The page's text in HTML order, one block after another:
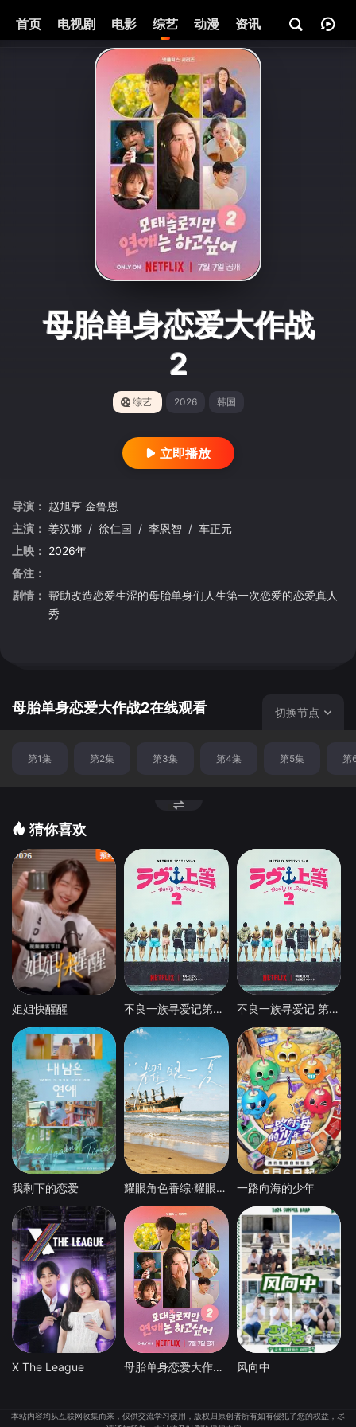
首页 电视剧 电影 综艺 动漫 资讯
母胎单身恋爱大作战
2
综艺 2026 韩国
立即播放
导演： 赵旭亨 金鲁恩
主演： 姜汉娜 / 徐仁国 / 李恩智 / 车正元
上映： 2026年
备注：
剧情： 帮助改造恋爱生涩的母胎单身们人生第一次恋爱的恋爱真人
秀
母胎单身恋爱大作战2在线观看 切换节点
第1集 第2集 第3集 第4集 第5集 第
猜你喜欢
姐姐快醒醒 不良一族寻爱记第二季 不良一族寻爱记 第二季
我剩下的恋爱 耀眼角色番综·耀眼一夏 一路向海的少年
X The League 母胎单身恋爱大作战2（节目售后） 风向中
本站内容均从互联网收集而来，仅供交流学习使用，版权归原创者所有如有侵犯了您的权益，尽